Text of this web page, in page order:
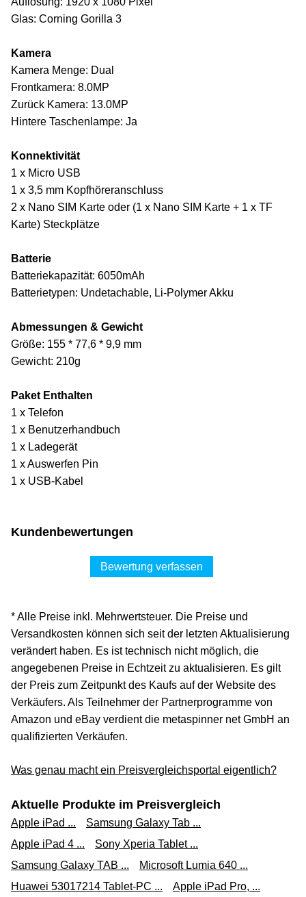
Glas: Corning Gorilla 3
Kamera
Kamera Menge: Dual
Frontkamera: 8.0MP
Zurück Kamera: 13.0MP
Hintere Taschenlampe: Ja
Konnektivität
1 x Micro USB
1 x 3,5 mm Kopfhöreranschluss
2 x Nano SIM Karte oder (1 x Nano SIM Karte + 1 x TF
Karte) Steckplätze
Batterie
Batteriekapazität: 6050mAh
Batterietypen: Undetachable, Li-Polymer Akku
Abmessungen & Gewicht
Größe: 155 * 77,6 * 9,9 mm
Gewicht: 210g
Paket Enthalten
1 x Telefon
1 x Benutzerhandbuch
1 x Ladegerät
1 x Auswerfen Pin
1 x USB-Kabel
Kundenbewertungen
Bewertung verfassen
* Alle Preise inkl. Mehrwertsteuer. Die Preise und
Versandkosten können sich seit der letzten Aktualisierung
verändert haben. Es ist technisch nicht möglich, die
angegebenen Preise in Echtzeit zu aktualisieren. Es gilt
der Preis zum Zeitpunkt des Kaufs auf der Website des
Verkäufers. Als Teilnehmer der Partnerprogramme von
Amazon und eBay verdient die metaspinner net GmbH an
qualifizierten Verkäufen.
Was genau macht ein Preisvergleichsportal eigentlich?
Aktuelle Produkte im Preisvergleich
Apple iPad ...
Samsung Galaxy Tab ...
Apple iPad 4 ...
Sony Xperia Tablet ...
Samsung Galaxy TAB ...
Microsoft Lumia 640 ...
Huawei 53017214 Tablet-PC ...
Apple iPad Pro, ...